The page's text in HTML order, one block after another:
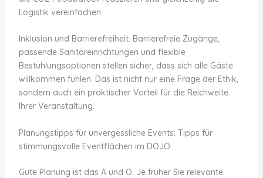
Logistik vereinfachen.
Inklusion und Barrierefreiheit: Barrierefreie Zugänge,
passende Sanitäreinrichtungen und flexible
Bestuhlungsoptionen stellen sicher, dass sich alle Gäste
willkommen fühlen. Das ist nicht nur eine Frage der Ethik,
sondern auch ein praktischer Vorteil für die Reichweite
Ihrer Veranstaltung.
Planungstipps für unvergessliche Events: Tipps für
stimmungsvolle Eventflächen im DOJO
Gute Planung ist das A und O. Je früher Sie relevante